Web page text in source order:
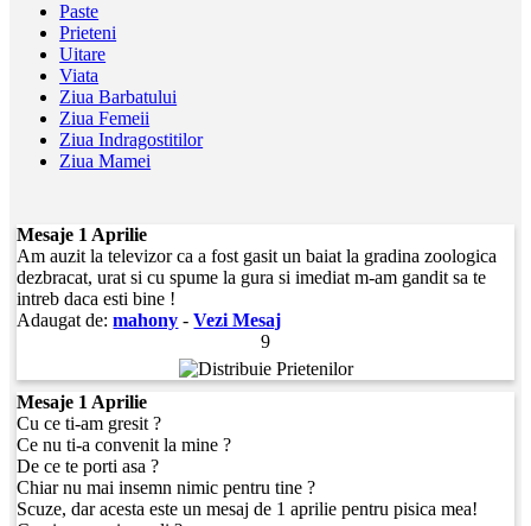
Paste
Prieteni
Uitare
Viata
Ziua Barbatului
Ziua Femeii
Ziua Indragostitilor
Ziua Mamei
Mesaje 1 Aprilie
Am auzit la televizor ca a fost gasit un baiat la gradina zoologica
dezbracat, urat si cu spume la gura si imediat m-am gandit sa te
intreb daca esti bine !
Adaugat de:mahony -Vezi Mesaj
9
Mesaje 1 Aprilie
Cu ce ti-am gresit ?
Ce nu ti-a convenit la mine ?
De ce te porti asa ?
Chiar nu mai insemn nimic pentru tine ?
Scuze, dar acesta este un mesaj de 1 aprilie pentru pisica mea!